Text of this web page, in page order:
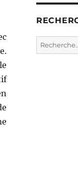
Recherche
pour :